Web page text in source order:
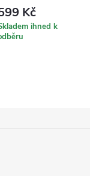
Kč
ihned k